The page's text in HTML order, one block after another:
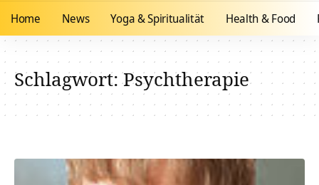
Home News Yoga & Spiritualität Health & Food
Schlagwort:Psychtherapie